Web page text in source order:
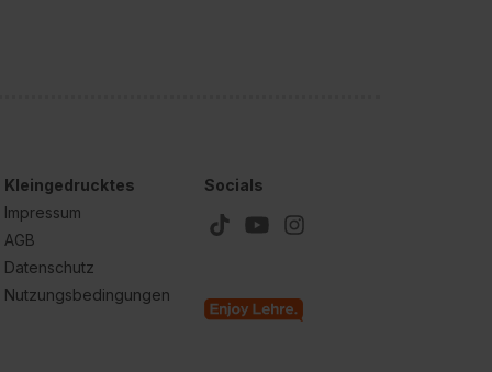
Kleingedrucktes
Impressum
AGB
Datenschutz
Nutzungsbedingungen
Socials